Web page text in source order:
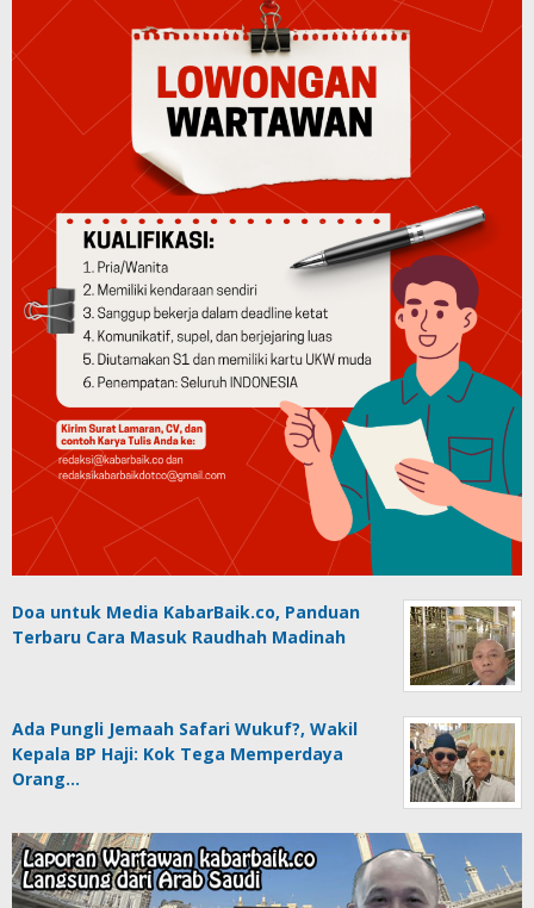
Doa untuk Media KabarBaik.co, Panduan
Terbaru Cara Masuk Raudhah Madinah
Ada Pungli Jemaah Safari Wukuf?, Wakil
Kepala BP Haji: Kok Tega Memperdaya
Orang…